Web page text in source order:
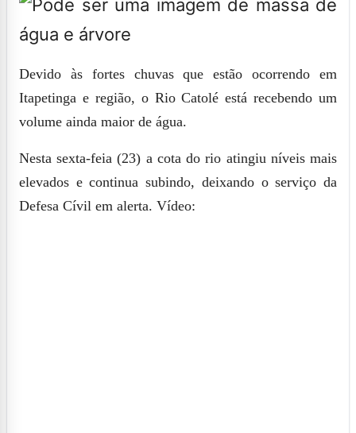
Devido às fortes chuvas que estão ocorrendo em
Itapetinga e região, o Rio Catolé está recebendo um
volume ainda maior de água.
Nesta sexta-feia (23) a cota do rio atingiu níveis mais
elevados e continua subindo, deixando o serviço da
Defesa Cívil em alerta. Vídeo: